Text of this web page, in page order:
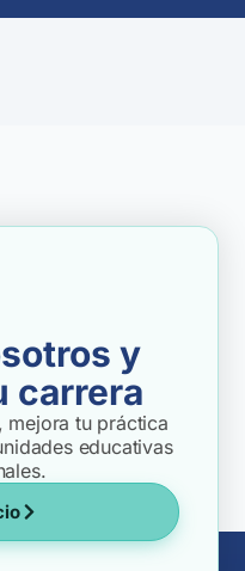
y
carrera
mejora tu práctica
educativas